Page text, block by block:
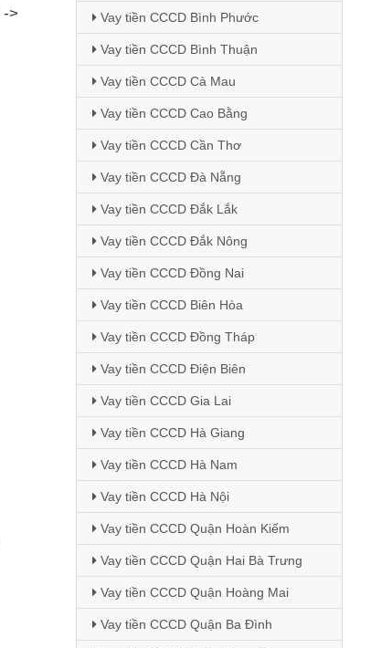
->
Vay tiền CCCD Bình Phước
Vay tiền CCCD Bình Thuận
Vay tiền CCCD Cà Mau
Vay tiền CCCD Cao Bằng
Vay tiền CCCD Cần Thơ
Vay tiền CCCD Đà Nẵng
Vay tiền CCCD Đắk Lắk
Vay tiền CCCD Đắk Nông
Vay tiền CCCD Đồng Nai
Vay tiền CCCD Biên Hòa
Vay tiền CCCD Đồng Tháp
Vay tiền CCCD Điện Biên
Vay tiền CCCD Gia Lai
Vay tiền CCCD Hà Giang
Vay tiền CCCD Hà Nam
Vay tiền CCCD Hà Nội
Vay tiền CCCD Quận Hoàn Kiếm
Vay tiền CCCD Quận Hai Bà Trưng
Vay tiền CCCD Quận Hoàng Mai
Vay tiền CCCD Quận Ba Đình